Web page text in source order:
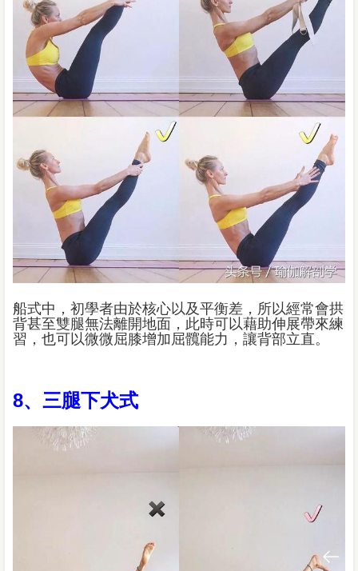
船式中，初學者由於核心以及平衡差，所以經常會拱
背甚至雙腿無法離開地面，此時可以藉助伸展帶來練
習，也可以微微屈膝增加屈髖能力，讓背部立直。
8、三腿下犬式